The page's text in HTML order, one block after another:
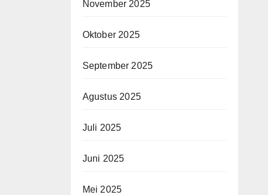
November 2025
Oktober 2025
September 2025
Agustus 2025
Juli 2025
Juni 2025
Mei 2025